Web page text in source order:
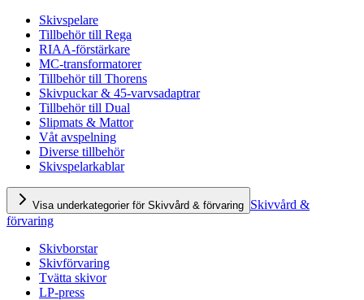
Skivspelare
Tillbehör till Rega
RIAA-förstärkare
MC-transformatorer
Tillbehör till Thorens
Skivpuckar & 45-varvsadaptrar
Tillbehör till Dual
Slipmats & Mattor
Våt avspelning
Diverse tillbehör
Skivspelarkablar
Visa underkategorier för Skivvård & förvaring Skivvård &
förvaring
Skivborstar
Skivförvaring
Tvätta skivor
LP-press